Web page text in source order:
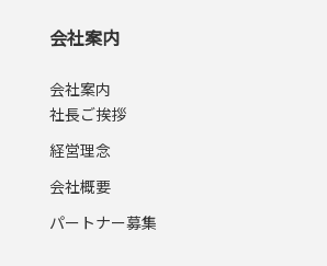
会社案内
会社案内
社長ご挨拶
経営理念
会社概要
パートナー募集